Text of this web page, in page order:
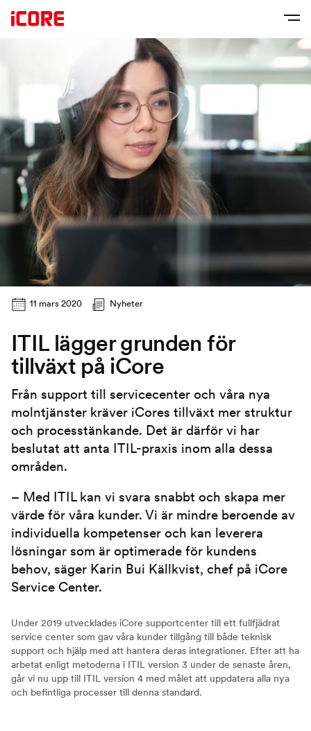
11 mars 2020 Nyheter
ITIL lägger grunden för
tillväxt på iCore
Från support till servicecenter och våra nya
molntjänster kräver iCores tillväxt mer struktur
och processtänkande. Det är därför vi har
beslutat att anta ITIL-praxis inom alla dessa
områden.
– Med ITIL kan vi svara snabbt och skapa mer
värde för våra kunder. Vi är mindre beroende av
individuella kompetenser och kan leverera
lösningar som är optimerade för kundens
behov, säger Karin Bui Källkvist, chef på iCore
Service Center.
Under 2019 utvecklades iCore supportcenter till ett fullfjädrat
service center som gav våra kunder tillgång till både teknisk
support och hjälp med att hantera deras integrationer. Efter att ha
arbetat enligt metoderna i ITIL version 3 under de senaste åren,
går vi nu upp till ITIL version 4 med målet att uppdatera alla nya
och befintliga processer till denna standard.